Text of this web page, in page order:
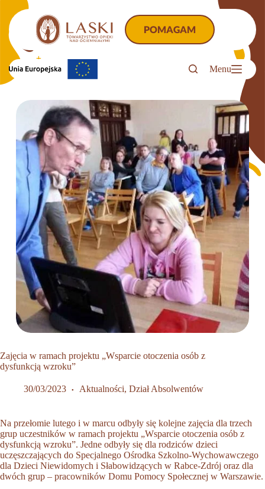
treści
POMAGAM
Menu
Zajęcia w ramach projektu „Wsparcie otoczenia osób z
dysfunkcją wzroku”
30/03/2023 Aktualności, Dział Absolwentów
Na przełomie lutego i w marcu odbyły się kolejne zajęcia dla trzech
grup uczestników w ramach projektu „Wsparcie otoczenia osób z
dysfunkcją wzroku”. Jedne odbyły się dla rodziców dzieci
uczęszczających do Specjalnego Ośrodka Szkolno-Wychowawczego
dla Dzieci Niewidomych i Słabowidzących w Rabce-Zdrój oraz dla
dwóch grup – pracowników Domu Pomocy Społecznej w Warszawie.